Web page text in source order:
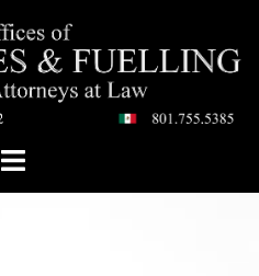
Toggle